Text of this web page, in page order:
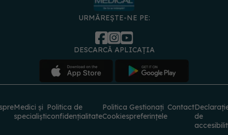
URMĂREȘTE-NE PE:
DESCARCĂ APLICAȚIA
specialiști confidențialitate Cookies preferințele
de